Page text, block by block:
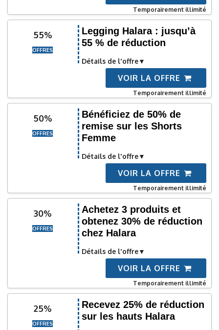
Temporairement illimité
55%
OFFRES
Legging Halara : jusqu’à
55 % de réduction
Détails de l'offre
VOIR LA OFFRE
Temporairement illimité
50%
OFFRES
Bénéficiez de 50% de
remise sur les Shorts
Femme
Détails de l'offre
VOIR LA OFFRE
Temporairement illimité
30%
OFFRES
Achetez 3 produits et
obtenez 30% de réduction
chez Halara
Détails de l'offre
VOIR LA OFFRE
Temporairement illimité
25%
OFFRES
Recevez 25% de réduction
sur les hauts Halara